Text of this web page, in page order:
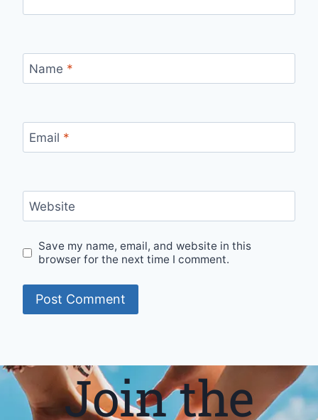
Name *
Email *
Website
Save my name, email, and website in this
browser for the next time I comment.
Join the